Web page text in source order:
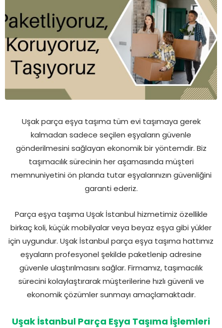
Uşak parça eşya taşıma tüm evi taşımaya gerek
kalmadan sadece seçilen eşyaların güvenle
gönderilmesini sağlayan ekonomik bir yöntemdir. Biz
taşımacılık sürecinin her aşamasında müşteri
memnuniyetini ön planda tutar eşyalarınızın güvenliğini
garanti ederiz.
Parça eşya taşıma Uşak İstanbul hizmetimiz özellikle
birkaç koli, küçük mobilyalar veya beyaz eşya gibi yükler
için uygundur. Uşak İstanbul parça eşya taşıma hattımız
eşyaların profesyonel şekilde paketlenip adresine
güvenle ulaştırılmasını sağlar. Firmamız, taşımacılık
sürecini kolaylaştırarak müşterilerine hızlı güvenli ve
ekonomik çözümler sunmayı amaçlamaktadır.
Uşak İstanbul Parça Eşya Taşıma İşlemleri